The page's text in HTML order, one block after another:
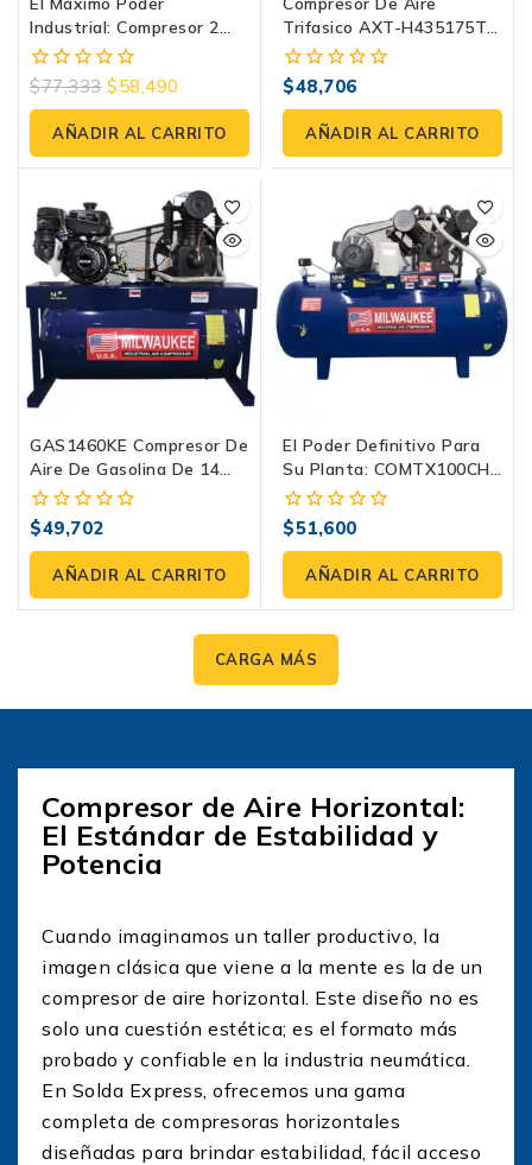
Industrial: Compresor 2
Etapas E460ME1000-500
De Evans
0
fuera
5
$77,333 $58,490
AÑADIR AL CARRITO
Trifasico AXT-H435175T
¡Atienda Todas Sus
Necesidades De Aire
Comprimido!
0
fuera
5
$48,706
AÑADIR AL CARRITO
GAS1460KE Compresor De
Aire De Gasolina De 14
HP: El Máximo Poder En
Campo
0
fuera
5
$49,702
AÑADIR AL CARRITO
El Poder Definitivo Para
Su Planta: COMTX100CH
Compresor De Aire
Industrial
0
fuera
5
$51,600
AÑADIR AL CARRITO
CARGA MÁS
Compresor de Aire Horizontal:
El Estándar de Estabilidad y
Potencia
Cuando imaginamos un taller productivo, la
imagen clásica que viene a la mente es la de un
compresor de aire horizontal. Este diseño no es
solo una cuestión estética; es el formato más
probado y confiable en la industria neumática.
En Solda Express, ofrecemos una gama
completa de compresoras horizontales
diseñadas para brindar estabilidad, fácil acceso